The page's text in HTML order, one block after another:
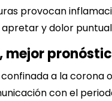
provocan
y dolor
mejor
a la
con el